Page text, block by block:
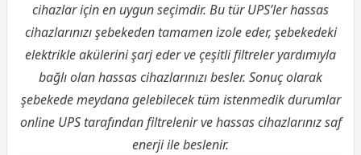
cihazlar için en uygun seçimdir. Bu tür UPS’ler hassas
cihazlarınızı şebekeden tamamen izole eder, şebekedeki
elektrikle akülerini şarj eder ve çeşitli filtreler yardımıyla
bağlı olan hassas cihazlarınızı besler. Sonuç olarak
şebekede meydana gelebilecek tüm istenmedik durumlar
online UPS tarafından filtrelenir ve hassas cihazlarınız saf
enerji ile beslenir.